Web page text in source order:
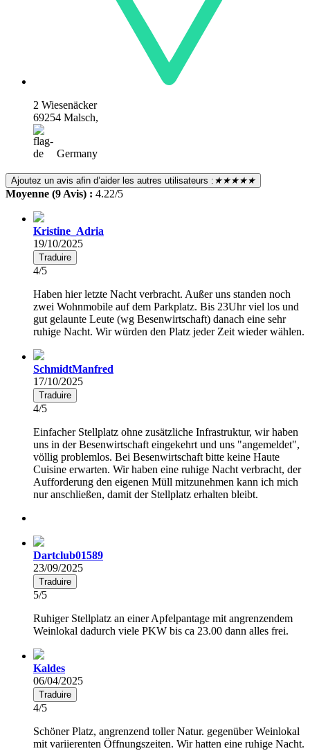
2 Wiesenäcker
69254 Malsch,
Germany
Ajoutez un avis afin d’aider les autres utilisateurs : ★★★★★
Moyenne (9 Avis) : 4.22/5
Kristine_Adria
19/10/2025
Traduire
4/5
Haben hier letzte Nacht verbracht. Außer uns standen noch
zwei Wohnmobile auf dem Parkplatz. Bis 23Uhr viel los und
gut gelaunte Leute (wg Besenwirtschaft) danach eine sehr
ruhige Nacht. Wir würden den Platz jeder Zeit wieder wählen.
SchmidtManfred
17/10/2025
Traduire
4/5
Einfacher Stellplatz ohne zusätzliche Infrastruktur, wir haben
uns in der Besenwirtschaft eingekehrt und uns "angemeldet",
völlig problemlos. Bei Besenwirtschaft bitte keine Haute
Cuisine erwarten. Wir haben eine ruhige Nacht verbracht, der
Aufforderung den eigenen Müll mitzunehmen kann ich mich
nur anschließen, damit der Stellplatz erhalten bleibt.
Dartclub01589
23/09/2025
Traduire
5/5
Ruhiger Stellplatz an einer Apfelpantage mit angrenzendem
Weinlokal dadurch viele PKW bis ca 23.00 dann alles frei.
Kaldes
06/04/2025
Traduire
4/5
Schöner Platz, angrenzend toller Natur. gegenüber Weinlokal
mit variierenten Öffnungszeiten. Wir hatten eine ruhige Nacht.